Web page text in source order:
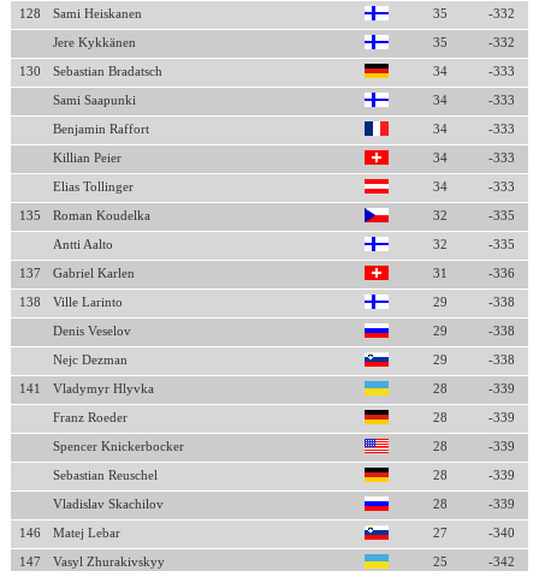
128 Sami Heiskanen 35 -332
Jere Kykkänen 35 -332
130 Sebastian Bradatsch 34 -333
Sami Saapunki 34 -333
Benjamin Raffort 34 -333
Killian Peier 34 -333
Elias Tollinger 34 -333
135 Roman Koudelka 32 -335
Antti Aalto 32 -335
137 Gabriel Karlen 31 -336
138 Ville Larinto 29 -338
Denis Veselov 29 -338
Nejc Dezman 29 -338
141 Vladymyr Hlyvka 28 -339
Franz Roeder 28 -339
Spencer Knickerbocker 28 -339
Sebastian Reuschel 28 -339
Vladislav Skachilov 28 -339
146 Matej Lebar 27 -340
147 Vasyl Zhurakivskyy 25 -342